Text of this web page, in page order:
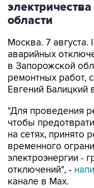
области
Москва. 7 августа.
аварийных
в Запорожской
ремонтных работ,
Евгений Балицкий
"Для проведения
чтобы
на сетях, принято
временного
электроэнергии -
отключений", -
канале в Max.